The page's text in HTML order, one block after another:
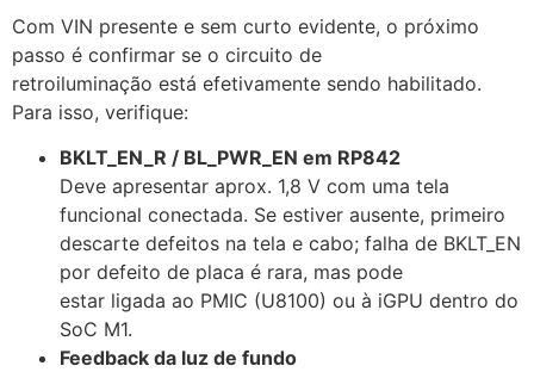
Com VIN presente e sem curto evidente, o próximo
passo é confirmar se o circuito de
retroiluminação está efetivamente sendo habilitado.
Para isso, verifique:
BKLT_EN_R / BL_PWR_EN em RP842
Deve apresentar aprox. 1,8 V com uma tela
funcional conectada. Se estiver ausente, primeiro
descarte defeitos na tela e cabo; falha de BKLT_EN
por defeito de placa é rara, mas pode
estar ligada ao PMIC (U8100) ou à iGPU dentro do
SoC M1.
Feedback da luz de fundo